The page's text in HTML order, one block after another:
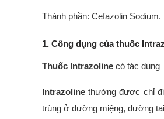
Thành phần: Cefazolin Sodium.
1. Công dụng của thuốc
Thuốc Intrazoline có tác dụng
Intrazoline thường được chỉ
trùng ở đường miệng, đường